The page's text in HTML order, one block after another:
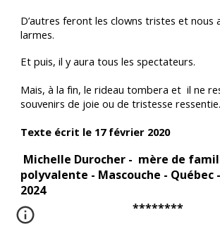
D’autres feront les clowns tristes et nous
larmes.
Et puis, il y aura tous les spectateurs.
Mais, à la fin, le rideau tombera et il ne
souvenirs de joie ou de tristesse ressentie.
Texte écrit le 17 février 2020
Michelle Durocher - mère de
polyvalente - Mascouche - Québec
2024
********